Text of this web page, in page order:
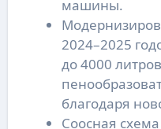
машины.
2024–2025
до 4000
благодаря
Соосная